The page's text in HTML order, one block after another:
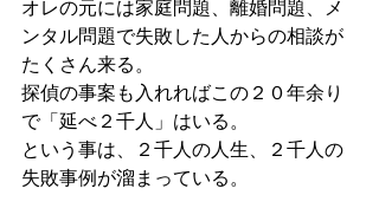
オレの元には家庭問題、離婚問題、メ
ンタル問題で失敗した人からの相談が
たくさん来る。
探偵の事案も入れればこの２０年余り
で「延べ２千人」はいる。
という事は、２千人の人生、２千人の
失敗事例が溜まっている。